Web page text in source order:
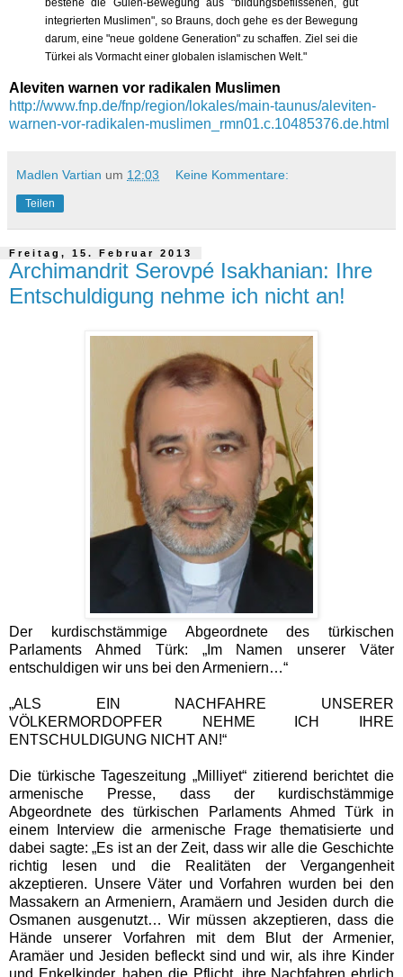
bestehe die Gülen-Bewegung aus "bildungsbeflissenen, gut
integrierten Muslimen", so Brauns, doch gehe es der Bewegung
darum, eine "neue goldene Generation" zu schaffen. Ziel sei die
Türkei als Vormacht einer globalen islamischen Welt."
Aleviten warnen vor radikalen Muslimen
http://www.fnp.de/fnp/region/lokales/main-taunus/aleviten-
warnen-vor-radikalen-muslimen_rmn01.c.10485376.de.html
Madlen Vartian um 12:03 Keine Kommentare:
Teilen
Freitag, 15. Februar 2013
Archimandrit Serovpé Isakhanian: Ihre
Entschuldigung nehme ich nicht an!
Der kurdischstämmige Abgeordnete des türkischen
Parlaments Ahmed Türk: „Im Namen unserer Väter
entschuldigen wir uns bei den Armeniern…“
„ALS EIN NACHFAHRE UNSERER
VÖLKERMORDOPFER NEHME ICH IHRE
ENTSCHULDIGUNG NICHT AN!“
Die türkische Tageszeitung „Milliyet“ zitierend berichtet die
armenische Presse, dass der kurdischstämmige
Abgeordnete des türkischen Parlaments Ahmed Türk in
einem Interview die armenische Frage thematisierte und
dabei sagte: „Es ist an der Zeit, dass wir alle die Geschichte
richtig lesen und die Realitäten der Vergangenheit
akzeptieren. Unsere Väter und Vorfahren wurden bei den
Massakern an Armeniern, Aramäern und Jesiden durch die
Osmanen ausgenutzt… Wir müssen akzeptieren, dass die
Hände unserer Vorfahren mit dem Blut der Armenier,
Aramäer und Jesiden befleckt sind und wir, als ihre Kinder
und Enkelkinder, haben die Pflicht, ihre Nachfahren ehrlich